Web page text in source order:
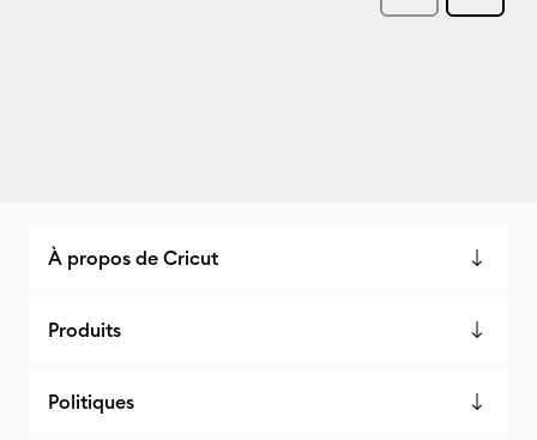
À propos de Cricut
Produits
Politiques